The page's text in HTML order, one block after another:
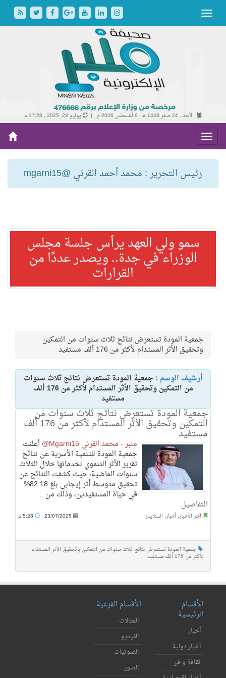
الأحد , 24 صفر 1448 هـ , 9 أغسطس 2026 م | يوليو 23, 2025 , 17:28 م
رئيس التحرير : محمد أحمد القرني @mgarni15
سمو ولي العهد يرأس جلسة مجلس
الوزراء في جدة.. ويصدر عددًا من
القرارات
جمعية المودة تستعرض نتائج ثلاث سنوات من التمكين
وتحقيق الأثر المستدام لأكثر من 176 ألف مستفيد
أرشيف الوسم : جمعية المودة تستعرض نتائج ثلاث سنوات
من التمكين وتحقيق الأثر المستدام لأكثر من 176 ألف
مستفيد
جمعية المودة تستعرض نتائج ثلاث سنوات من
التمكين وتحقيق الأثر المستدام لأكثر من 176 ألف
مستفيد
منبر - محمد القرني Mgarni15@ أعلنت
جمعية المودة للتنمية الأسرية عن نتائج
تقرير الأثر التنموي لخدماتها خلال الثلاث
سنوات الماضية، حيث كشفت النتائج عن
تحقيق متوسط أثر إيجابي بلغ 82.18%
في حياة المستفيدين، وذلك من ..
التفاصيل
آخر الأخبار, أخبار, السلايدر 23/07/2025
جمعية المودة تستعرض نتائج ثلاث سنوات من التمكين وتحقيق الأثر المستدام
لأكثر من 176 ألف مستفيد
الأقسام
الرئيسية
أخبار
أخبار دولية
ثقافة و فن
الأقسام الفرعية
المقالات
الفيديو
الصوتيات
الصور